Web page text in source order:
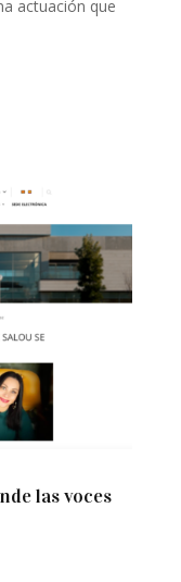
actuación que
las voces